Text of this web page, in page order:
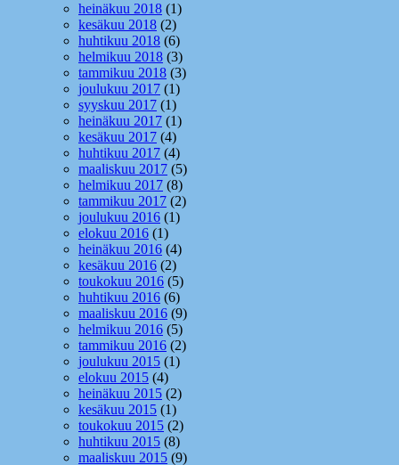
heinäkuu 2018 (1)
kesäkuu 2018 (2)
huhtikuu 2018 (6)
helmikuu 2018 (3)
tammikuu 2018 (3)
joulukuu 2017 (1)
syyskuu 2017 (1)
heinäkuu 2017 (1)
kesäkuu 2017 (4)
huhtikuu 2017 (4)
maaliskuu 2017 (5)
helmikuu 2017 (8)
tammikuu 2017 (2)
joulukuu 2016 (1)
elokuu 2016 (1)
heinäkuu 2016 (4)
kesäkuu 2016 (2)
toukokuu 2016 (5)
huhtikuu 2016 (6)
maaliskuu 2016 (9)
helmikuu 2016 (5)
tammikuu 2016 (2)
joulukuu 2015 (1)
elokuu 2015 (4)
heinäkuu 2015 (2)
kesäkuu 2015 (1)
toukokuu 2015 (2)
huhtikuu 2015 (8)
maaliskuu 2015 (9)